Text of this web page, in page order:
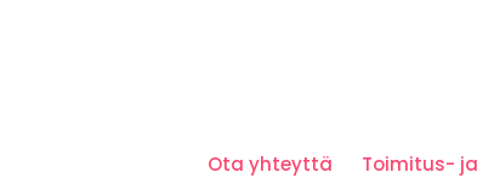
Ota yhteyttä Toimitus-